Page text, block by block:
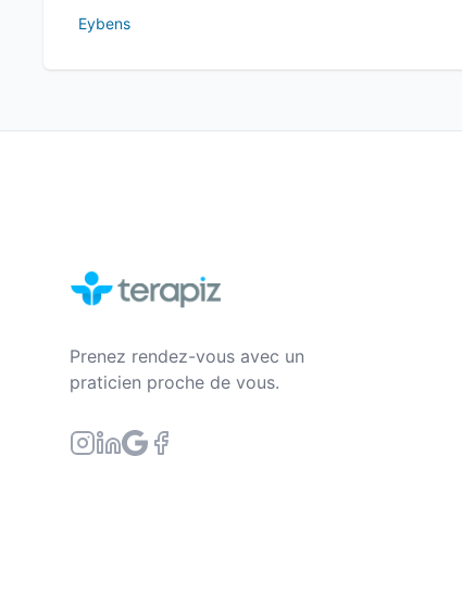
Eybens
Prenez rendez-vous avec un
praticien proche de vous.